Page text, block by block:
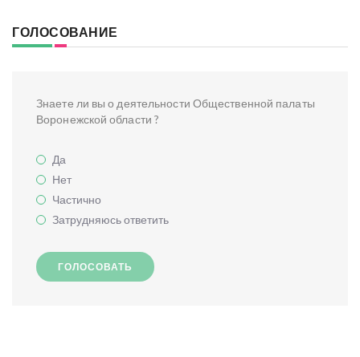
ГОЛОСОВАНИЕ
Знаете ли вы о деятельности Общественной палаты
Воронежской области ?
Да
Нет
Частично
Затрудняюсь ответить
ГОЛОСОВАТЬ